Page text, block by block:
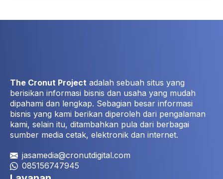
The Cronut Project adalah sebuah situs yang
berisikan informasi bisnis dan usaha yang mudah
dipahami dan lengkap. Sebagian besar informasi
bisnis yang kami berikan diperoleh dari pengalaman
kami, selain itu, ditambahkan pula dari berbagai
sumber media cetak, elektronik dan internet.
jasamedia@cronutdigital.com
085156747945